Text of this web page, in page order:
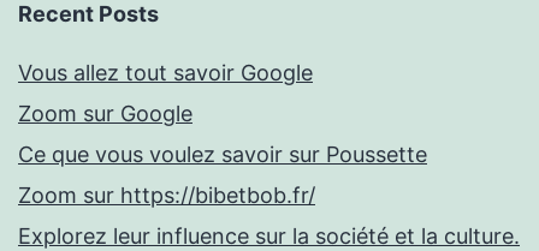
Recent Posts
Vous allez tout savoir Google
Zoom sur Google
Ce que vous voulez savoir sur Poussette
Zoom sur https://bibetbob.fr/
Explorez leur influence sur la société et la culture.